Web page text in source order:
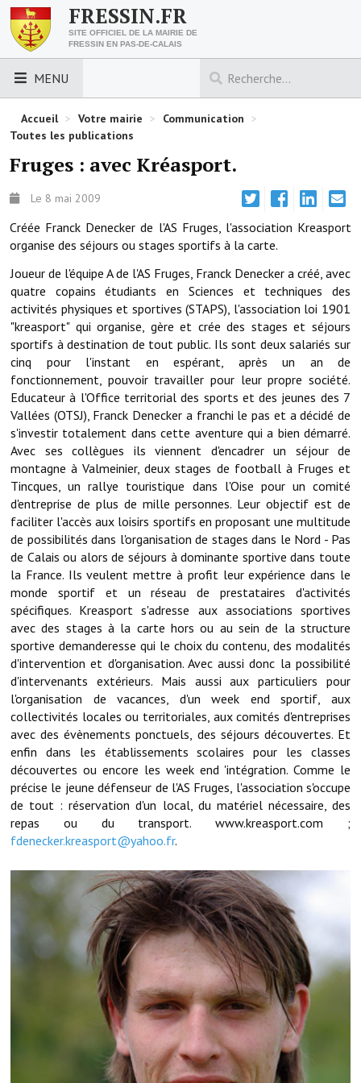
FRESSIN.FR
SITE OFFICIEL DE LA MAIRIE DE
FRESSIN EN PAS-DE-CALAIS
MENU
LES ESSENTIELS
Urbanisme
Nous contacter
Horaires de la mairie
Les foulées fressinoises
ACCÈS RAPIDE
Démarches administratives
Projets et travaux en cours
Fêtes et manifestations
Numéros d'urgence
Terrains et maisons à vendre
VOTRE MAIRIE
Elus et agents
L'équipe municipale
Le personnel municipal
Les moyens financiers
Note de synthèse financière
Rapport d'orientation budgétaire
Actions et projets
Projets et travaux en cours
Communication
Le bulletin municipal : Fressinfo & Le Fressinois
Toutes les publications
Le village dans l'intercommunalité
Communauté de communes
Autres groupements
Accueil > Votre mairie > Communication >
Toutes les publications
Fruges : avec Kréasport.
Le 8 mai 2009
Créée Franck Denecker de l'AS Fruges, l'association Kreasport
organise des séjours ou stages sportifs à la carte.
Joueur de l'équipe A de l'AS Fruges, Franck Denecker a créé, avec
quatre copains étudiants en Sciences et techniques des
activités physiques et sportives (STAPS), l'association loi 1901
"kreasport" qui organise, gère et crée des stages et séjours
sportifs à destination de tout public. Ils sont deux salariés sur
cinq pour l'instant en espérant, après un an de
fonctionnement, pouvoir travailler pour leur propre société.
Educateur à l'Office territorial des sports et des jeunes des 7
Vallées (OTSJ), Franck Denecker a franchi le pas et a décidé de
s'investir totalement dans cette aventure qui a bien démarré.
Avec ses collègues ils viennent d'encadrer un séjour de
montagne à Valmeinier, deux stages de football à Fruges et
Tincques, un rallye touristique dans l'Oise pour un comité
d'entreprise de plus de mille personnes. Leur objectif est de
faciliter l'accès aux loisirs sportifs en proposant une multitude
de possibilités dans l'organisation de stages dans le Nord - Pas
de Calais ou alors de séjours à dominante sportive dans toute
la France. Ils veulent mettre à profit leur expérience dans le
monde sportif et un réseau de prestataires d'activités
spécifiques. Kreasport s'adresse aux associations sportives
avec des stages à la carte hors ou au sein de la structure
sportive demanderesse qui le choix du contenu, des modalités
d'intervention et d'organisation. Avec aussi donc la possibilité
d'intervenants extérieurs. Mais aussi aux particuliers pour
l'organisation de vacances, d'un week end sportif, aux
collectivités locales ou territoriales, aux comités d'entreprises
avec des évènements ponctuels, des séjours découvertes. Et
enfin dans les établissements scolaires pour les classes
découvertes ou encore les week end 'intégration. Comme le
précise le jeune défenseur de l'AS Fruges, l'association s'occupe
de tout : réservation d'un local, du matériel nécessaire, des
repas ou du transport. www.kreasport.com ;
fdenecker.kreasport@yahoo.fr.